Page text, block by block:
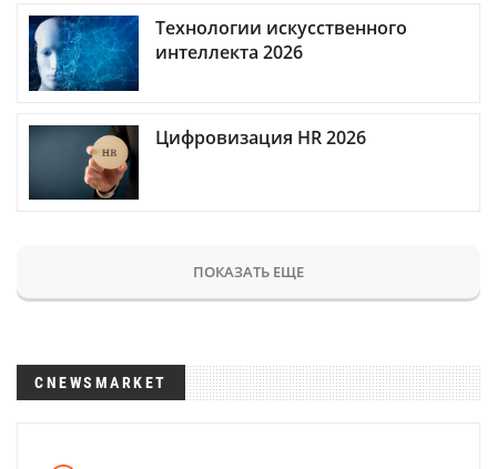
Технологии искусственного
интеллекта 2026
Цифровизация HR 2026
ПОКАЗАТЬ ЕЩЕ
CNEWSMARKET